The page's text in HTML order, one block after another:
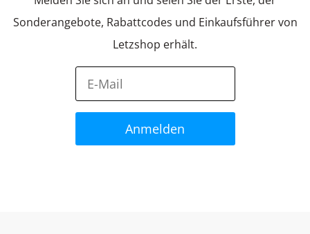
Sonderangebote, Rabattcodes und Einkaufsführer von
Letzshop erhält.